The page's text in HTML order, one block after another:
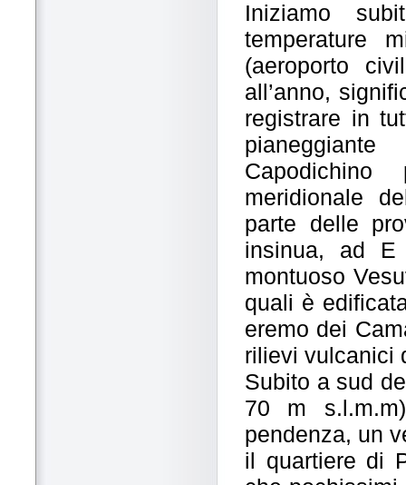
Iniziamo
temperature
(aeroporto
all’anno,
registrare in
Capodichino
meridionale
parte delle
insinua, ad
montuoso
quali è
eremo dei
rilievi vulcanici
Subito a sud
70 m
pendenza, un
il quartiere di